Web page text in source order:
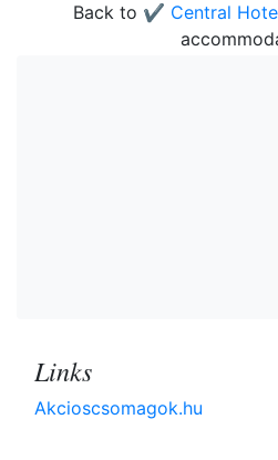
Back to ✔️ Central
Links
Akcioscsomagok.hu